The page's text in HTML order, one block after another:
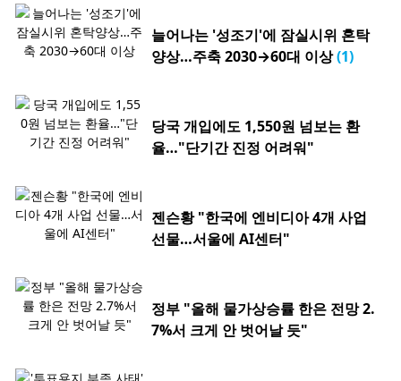
늘어나는 '성조기'에 잠실시위 혼탁
양상…주축 2030→60대 이상(1)
당국 개입에도 1,550원 넘보는 환
율…"단기간 진정 어려워"
젠슨황 "한국에 엔비디아 4개 사업
선물…서울에 AI센터"
정부 "올해 물가상승률 한은 전망 2.
7%서 크게 안 벗어날 듯"